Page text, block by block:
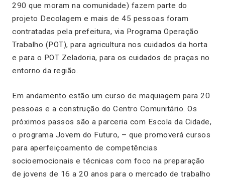
290 que moram na comunidade) fazem parte do
projeto Decolagem e mais de 45 pessoas foram
contratadas pela prefeitura, via Programa Operação
Trabalho (POT), para agricultura nos cuidados da horta
e para o POT Zeladoria, para os cuidados de praças no
entorno da região.
Em andamento estão um curso de maquiagem para 20
pessoas e a construção do Centro Comunitário. Os
próximos passos são a parceria com Escola da Cidade,
o programa Jovem do Futuro, – que promoverá cursos
para aperfeiçoamento de competências
socioemocionais e técnicas com foco na preparação
de jovens de 16 a 20 anos para o mercado de trabalho